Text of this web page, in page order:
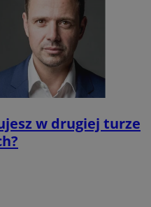
w drugiej turze